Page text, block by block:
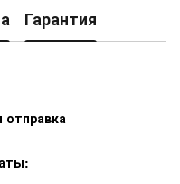
Гарантия
отправка